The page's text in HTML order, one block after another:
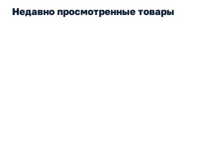
Недавно просмотренные товары